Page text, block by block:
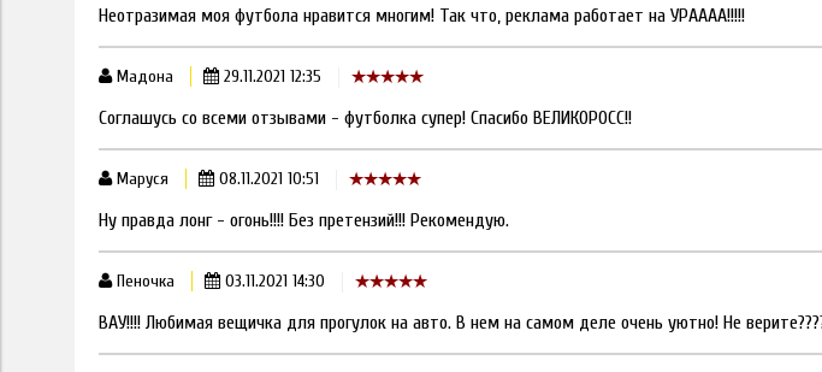
Неотразимая моя футбола нравится многим! Так что, реклама работает на УРАААА!!!!!
Мадона 29.11.2021 12:35
Соглашусь со всеми отзывами - футболка супер! Спасибо ВЕЛИКОРОСС!!
Маруся 08.11.2021 10:51
Ну правда лонг - огонь!!!! Без претензий!!! Рекомендую.
Пеночка 03.11.2021 14:30
ВАУ!!!! Любимая вещичка для прогулок на авто. В нем на самом деле очень уютно! Не